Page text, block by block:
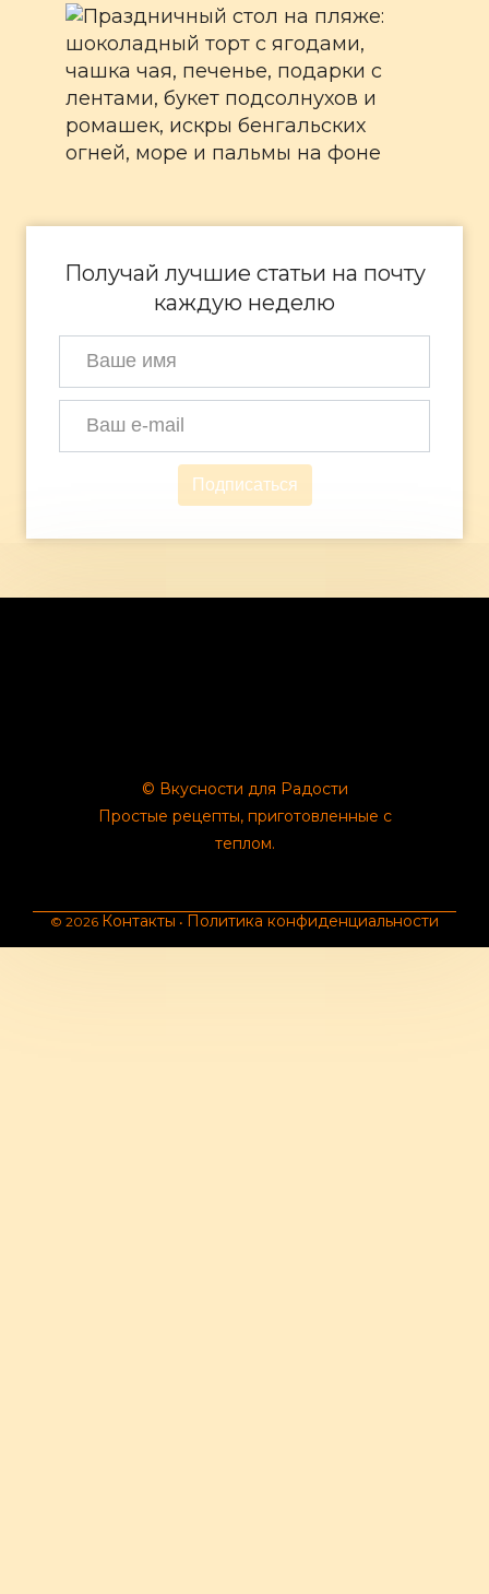
Получай лучшие статьи на почту
каждую неделю
Подписаться
© Вкусности для Радости
Простые рецепты, приготовленные с
теплом.
© 2026 Контакты • Политика конфиденциальности